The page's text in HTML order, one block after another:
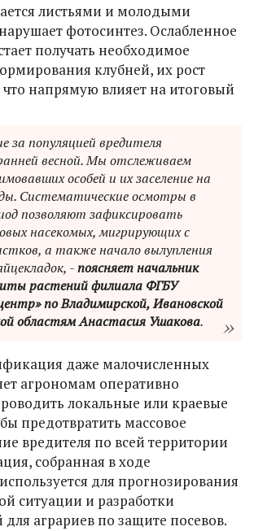
листьями и молодыми
фотосинтез. Ослабленное
получать необходимое
клубней, их рост
напрямую влияет на итоговый
за популяцией вредителя
весной. Мы отслеживаем
особей и их заселение на
Систематические осмотры в
позволяют зафиксировать
насекомых, мигрирующих с
а также начало вылупления
-поясняет начальник
растений филиала ФГБУ
по Владимирской, Ивановской
областям Анастасия Ушакова.
даже малочисленных
агрономам оперативно
локальные или краевые
предотвратить массовое
вредителя по всей территории
собранная в ходе
для прогнозирования
ситуации и разработки
аграриев по защите посевов.